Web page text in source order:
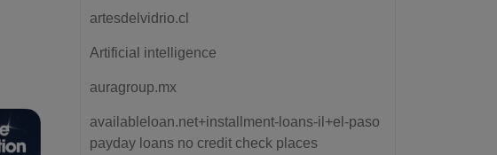
artesdelvidrio.cl
Artificial intelligence
auragroup.mx
availableloan.net+installment-loans-il+el-paso
payday loans no credit check places